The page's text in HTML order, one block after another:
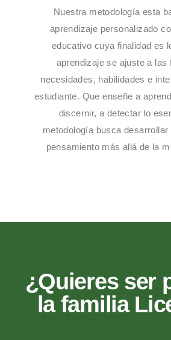
Nuestra metodología esta
aprendizaje personalizado
educativo cuya finalidad es
aprendizaje se ajuste a las
necesidades, habilidades e
estudiante. Que enseñe a
discernir, a detectar lo
metodología busca
pensamiento más allá de la
¿Quieres ser
la familia